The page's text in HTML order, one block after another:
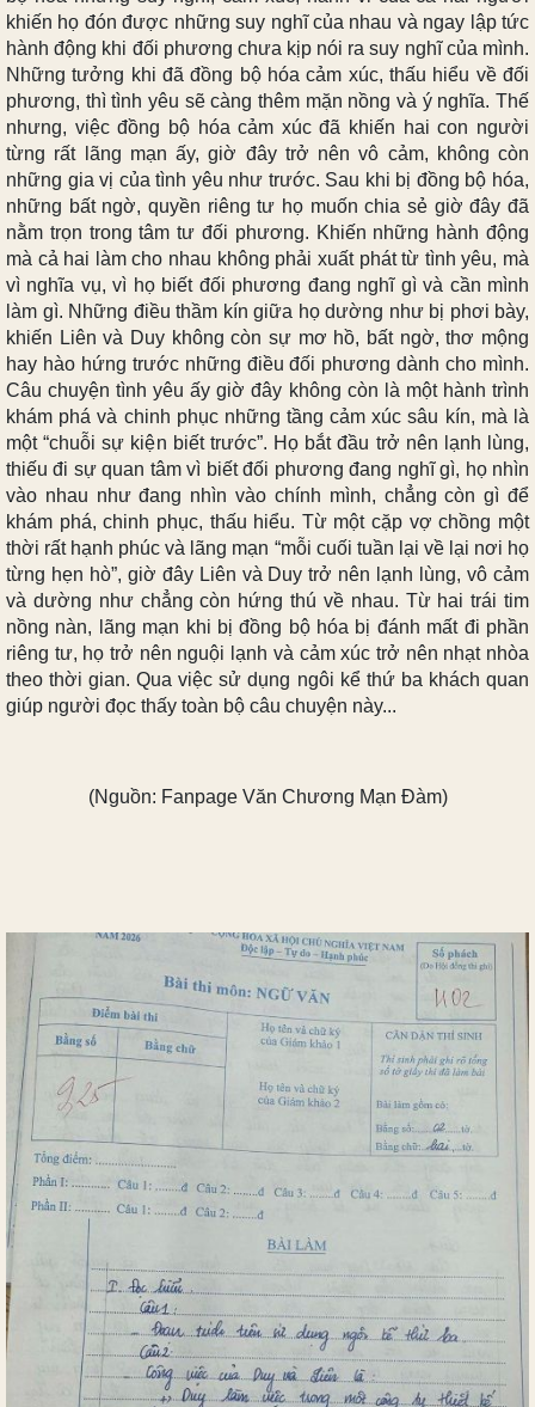
khiến họ đón được những suy nghĩ của nhau và ngay lập tức
hành động khi đối phương chưa kịp nói ra suy nghĩ của mình.
Những tưởng khi đã đồng bộ hóa cảm xúc, thấu hiểu về đối
phương, thì tình yêu sẽ càng thêm mặn nồng và ý nghĩa. Thế
nhưng, việc đồng bộ hóa cảm xúc đã khiến hai con người
từng rất lãng mạn ấy, giờ đây trở nên vô cảm, không còn
những gia vị của tình yêu như trước. Sau khi bị đồng bộ hóa,
những bất ngờ, quyền riêng tư họ muốn chia sẻ giờ đây đã
nằm trọn trong tâm tư đối phương. Khiến những hành động
mà cả hai làm cho nhau không phải xuất phát từ tình yêu, mà
vì nghĩa vụ, vì họ biết đối phương đang nghĩ gì và cần mình
làm gì. Những điều thầm kín giữa họ dường như bị phơi bày,
khiến Liên và Duy không còn sự mơ hồ, bất ngờ, thơ mộng
hay hào hứng trước những điều đối phương dành cho mình.
Câu chuyện tình yêu ấy giờ đây không còn là một hành trình
khám phá và chinh phục những tầng cảm xúc sâu kín, mà là
một “chuỗi sự kiện biết trước”. Họ bắt đầu trở nên lạnh lùng,
thiếu đi sự quan tâm vì biết đối phương đang nghĩ gì, họ nhìn
vào nhau như đang nhìn vào chính mình, chẳng còn gì để
khám phá, chinh phục, thấu hiểu. Từ một cặp vợ chồng một
thời rất hạnh phúc và lãng mạn “mỗi cuối tuần lại về lại nơi họ
từng hẹn hò”, giờ đây Liên và Duy trở nên lạnh lùng, vô cảm
và dường như chẳng còn hứng thú về nhau. Từ hai trái tim
nồng nàn, lãng mạn khi bị đồng bộ hóa bị đánh mất đi phần
riêng tư, họ trở nên nguội lạnh và cảm xúc trở nên nhạt nhòa
theo thời gian. Qua việc sử dụng ngôi kể thứ ba khách quan
giúp người đọc thấy toàn bộ câu chuyện này...
(Nguồn: Fanpage Văn Chương Mạn Đàm)